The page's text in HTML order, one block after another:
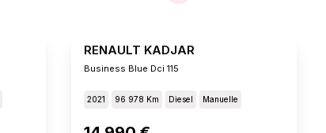
RENAULT KADJAR
Business Blue Dci 115
2021 96 978 Km Diesel Manuelle